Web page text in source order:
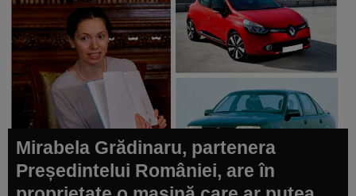
Mirabela Grădinaru, partenera
Președintelui României, are în